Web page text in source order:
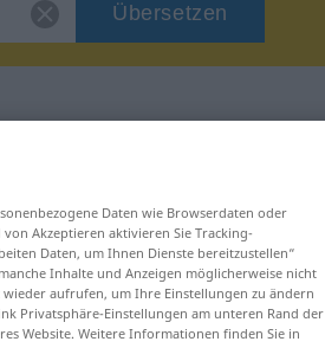
Übersetzen
Daten wie Browserdaten oder
Akzeptieren aktivieren Sie Tracking-
Daten, um Ihnen Dienste bereitzustellen“
Inhalte und Anzeigen möglicherweise nicht
aufrufen, um Ihre Einstellungen zu ändern
Privatsphäre-Einstellungen am unteren Rand der
Website. Weitere Informationen finden Sie in